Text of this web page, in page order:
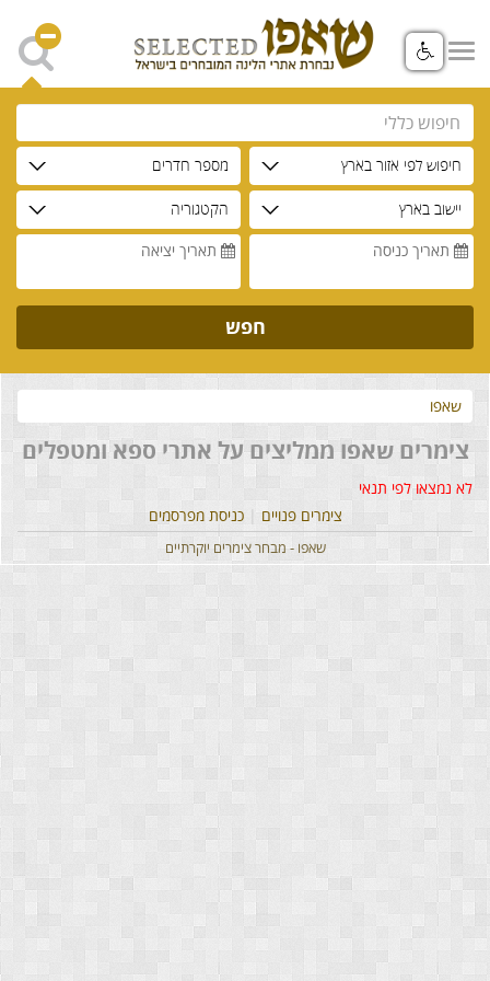
חיפוש לפי אזור בארץ מספר חדרים
יישוב בארץ
הקטגוריה
תאריך כניסה
תאריך יציאה
חפש
שאפו
צימרים שאפו ממליצים על אתרי ספא ומטפלים
לא נמצאו לפי תנאי
צימרים פנויים
כניסת מפרסמים
שאפו - מבחר צימרים יוקרתיים